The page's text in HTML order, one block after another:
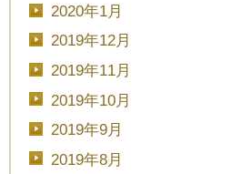
2020年1月
2019年12月
2019年11月
2019年10月
2019年9月
2019年8月